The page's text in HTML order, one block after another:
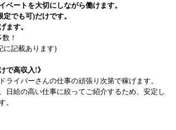
ベートを大切にしながら働けます。
でも可)だけです。
ます。
！
に記載あります)
で高収入!》
ライバーさんの仕事の頑張り次第で稼げます。
日給の高い仕事に絞ってご紹介するため、安定し
。